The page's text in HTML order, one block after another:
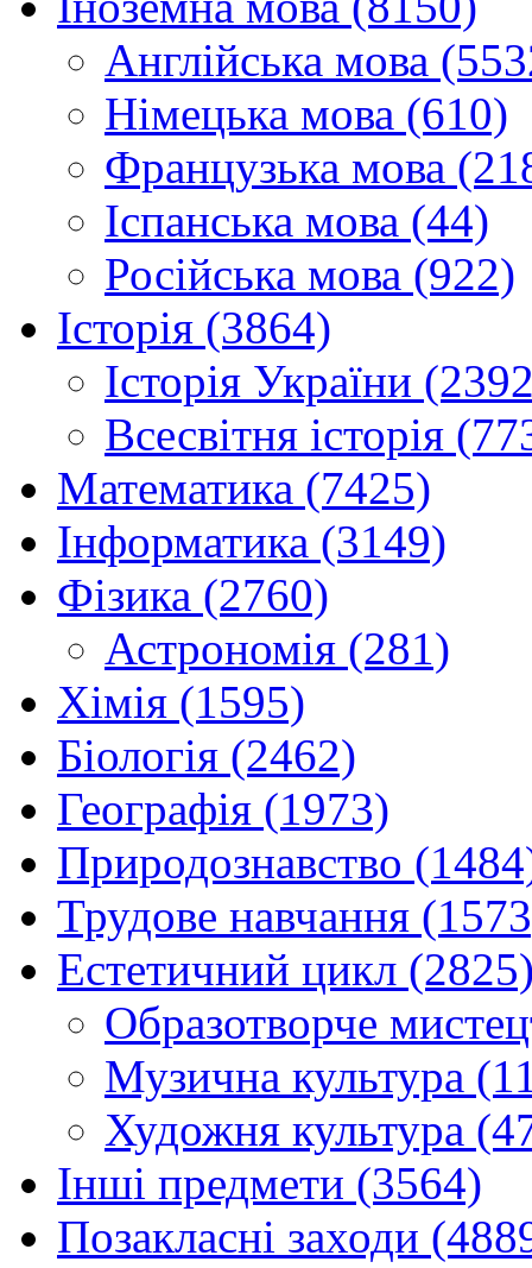
Англійська мова
Німецька мова (610)
Французька мова
Іспанська мова (44)
Російська мова (922)
Історія (3864)
Історія України
Всесвітня історія
Математика (7425)
Інформатика (3149)
Фізика (2760)
Астрономія (281)
Хімія (1595)
Біологія (2462)
Географія (1973)
Природознавство
Трудове навчання
Естетичний цикл
Образотворче
Музична культура
Художня культура
Інші предмети (3564)
Позакласні заходи